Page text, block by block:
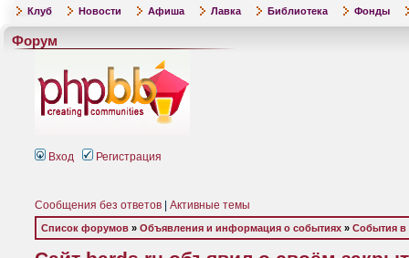
Клуб Новости Афиша Лавка Библиотека Фонды
Форум
Вход Регистрация
Сообщения без ответов Активные темы
Список форумов » Объявления и информация о событиях » События в